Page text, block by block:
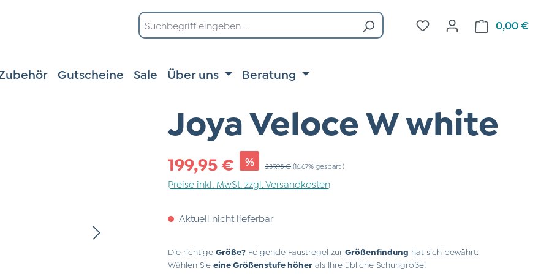
Du hast 0 Produkte auf
0,00 €
Gutscheine Sale Über uns Beratung
Joya Veloce W white
Verkaufspreis:
199,95 € % Regulärer Preis:
239,95 € (16.67% gespart )
Preise inkl. MwSt. zzgl. Versandkosten
Aktuell nicht lieferbar
Die richtige Größe? Folgende Faustregel zur Größenfindung hat sich bewährt:
Wählen Sie eine Größenstufe höher als Ihre übliche Schuhgröße!